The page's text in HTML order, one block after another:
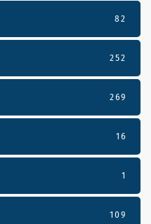
82
252
269
16
1
109